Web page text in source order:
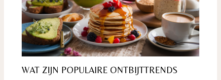
WAT ZIJN POPULAIRE ONTBIJTTRENDS